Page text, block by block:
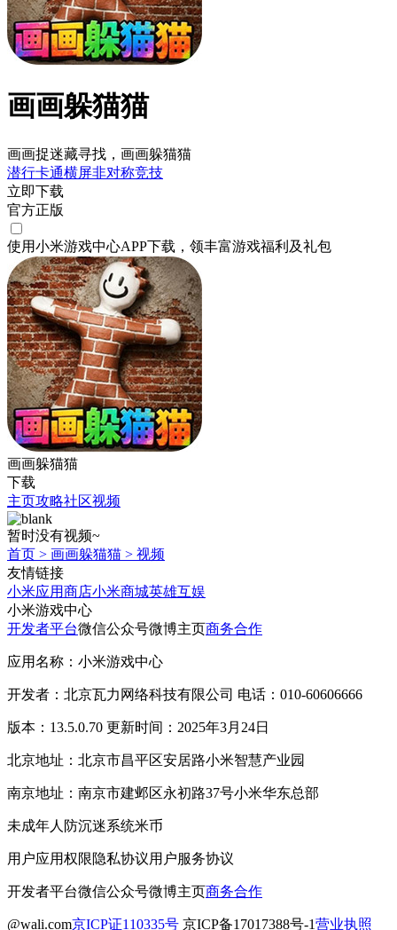
画画躲猫猫
画画捉迷藏寻找，画画躲猫猫
潜行卡通横屏非对称竞技
立即下载
官方正版
使用小米游戏中心APP下载 ，领丰富游戏福利 及礼包
画画躲猫猫
下载
主页攻略社区视频
暂时没有视频~
首页 > 画画躲猫猫 > 视频
友情链接
小米应用商店小米商城英雄互娱
小米游戏中心
开发者平台微信公众号微博主页商务合作
应用名称：小米游戏中心
开发者：北京瓦力网络科技有限公司 电话：010-60606666
版本：13.5.0.70 更新时间：2025年3月24日
北京地址：北京市昌平区安居路小米智慧产业园
南京地址：南京市建邺区永初路37号小米华东总部
未成年人防沉迷系统米币
用户应用权限隐私协议用户服务协议
开发者平台微信公众号微博主页商务合作
@wali.com京ICP证110335号 京ICP备17017388号-1营业执照